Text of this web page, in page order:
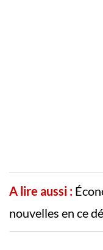
A lire aussi :
nouvelles en ce